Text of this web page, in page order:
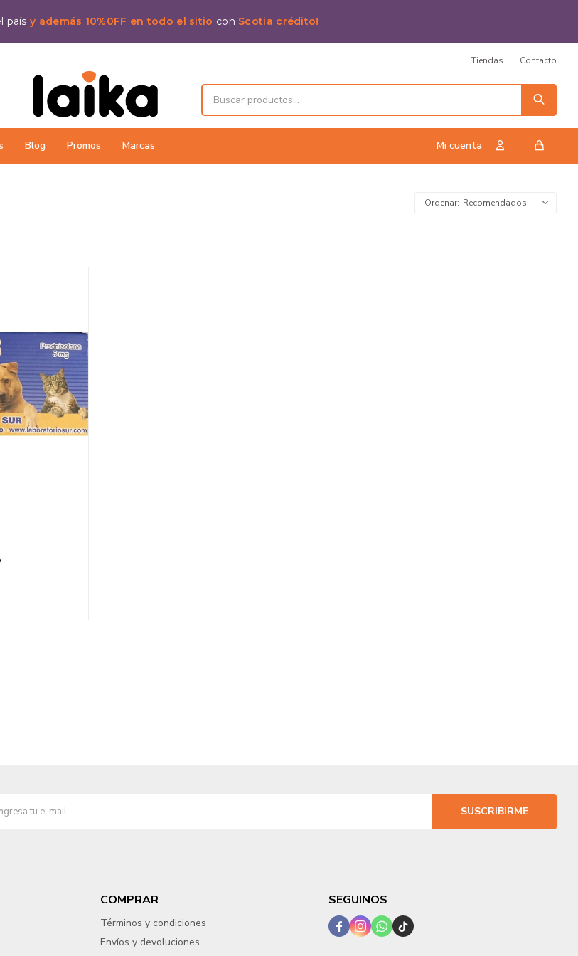
paísy además 10%0FF en todo el sitio con Scotia crédito!
Blog Promos Marcas
Tiendas Contacto
Recomendados
SUSCRIBIRME
COMPRAR
Términos y condiciones
Envíos y devoluciones
SEGUINOS
   